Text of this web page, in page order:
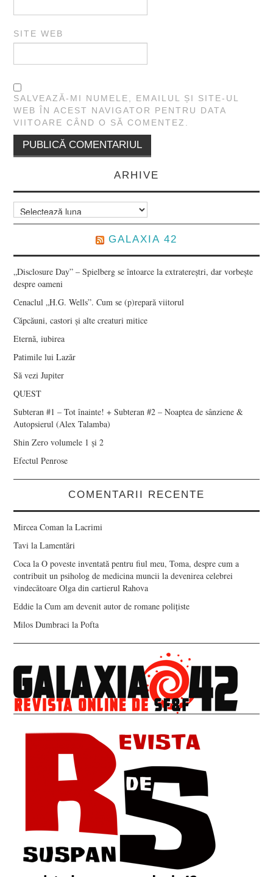
SITE WEB
SALVEAZĂ-MI NUMELE, EMAILUL ȘI SITE-UL
WEB ÎN ACEST NAVIGATOR PENTRU DATA
VIITOARE CÂND O SĂ COMENTEZ.
ARHIVE
Arhive
GALAXIA 42
„Disclosure Day” – Spielberg se întoarce la extratereștri, dar vorbește
despre oameni
Cenaclul „H.G. Wells”. Cum se (p)repară viitorul
Căpcăuni, castori și alte creaturi mitice
Eternă, iubirea
Patimile lui Lazăr
Să vezi Jupiter
QUEST
Subteran #1 – Tot înainte! + Subteran #2 – Noaptea de sânziene &
Autopsierul (Alex Talamba)
Shin Zero volumele 1 și 2
Efectul Penrose
COMENTARII RECENTE
Mircea Coman laLacrimi
Tavi laLamentări
Coca laO poveste inventată pentru fiul meu, Toma, despre cum a
contribuit un psiholog de medicina muncii la devenirea celebrei
vindecătoare Olga din cartierul Rahova
Eddie laCum am devenit autor de romane polițiste
Milos Dumbraci laPofta